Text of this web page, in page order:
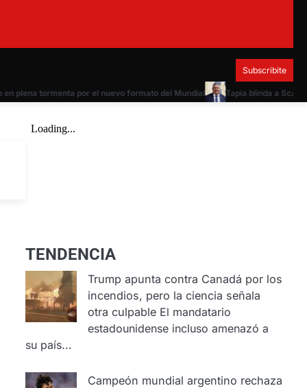
Subscribite
tormenta por el nuevo formato del Mundial Tapia blinda a Scaloni:
TENDENCIA
Trump apunta contra Canadá por los
incendios, pero la ciencia señala
otra culpable El mandatario
estadounidense incluso amenazó a
su país...
Campeón mundial argentino rechaza